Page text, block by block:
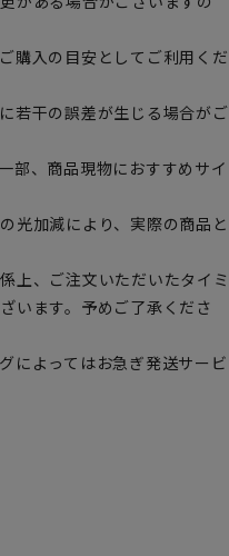
購入の目安としてご利用くだ
若干の誤差が生じる場合がご
部、商品現物におすすめサイ
光加減により、実際の商品と
上、ご注文いただいたタイミ
います。予めご了承くださ
によってはお急ぎ発送サービ